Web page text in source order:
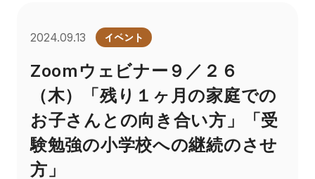
2024.09.13 イベント
Zoomウェビナー９／２６
（木）「残り１ヶ月の家庭での
お子さんとの向き合い方」「受
験勉強の小学校への継続のさせ
方」